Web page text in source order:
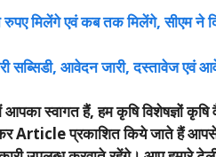
मिलेंगे एवं कब तक मिलेंगे, सीएम ने
सब्सिडी, आवेदन जारी, दस्तावेज एवं
स्वागत हैं, हम कृषि विशेषज्ञों कृषि
Article प्रकाशित किये जाते हैं आपसे